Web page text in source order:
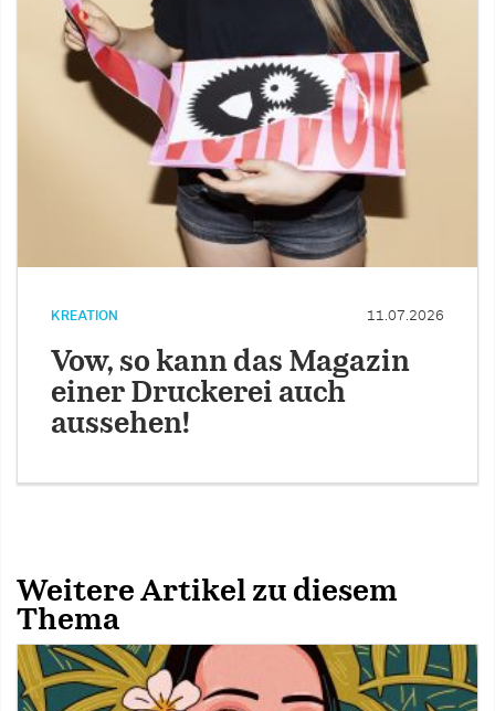
KREATION 11.07.2026
Vow, so kann das Magazin
einer Druckerei auch
aussehen!
Weitere Artikel zu diesem
Thema